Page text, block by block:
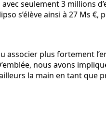
seulement 3 millions
s’élève ainsi à 27 Ms
plus fortement
nous avons
la main en tant que